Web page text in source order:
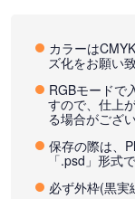
カラーは
ズ化をお願い
RGBモードで
すので、仕上
る場合がござ
保存の際は、
「.psd」形式
必ず外枠(黒実